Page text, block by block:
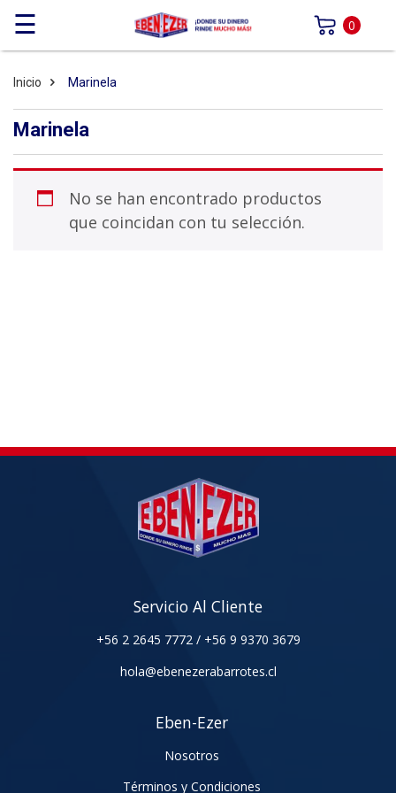
☰ 0
Inicio Marinela
Marinela
No se han encontrado productos
que coincidan con tu selección.
Servicio Al Cliente
+56 2 2645 7772 / +56 9 9370 3679
hola@ebenezerabarrotes.cl
Eben-Ezer
Nosotros
Términos y Condiciones